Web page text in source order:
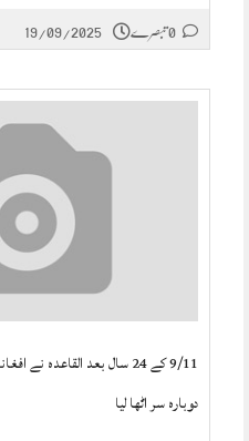
19/09/2025
9/11 کے 24 سال بعد القاعدہ
دوبارہ سر اٹھا لیا